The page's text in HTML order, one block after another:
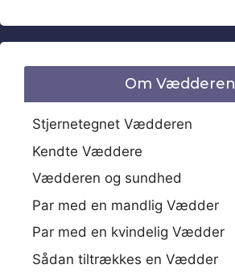
Om Vædderen
Stjernetegnet Vædderen
Kendte Væddere
Vædderen og sundhed
Par med en mandlig Vædder
Par med en kvindelig Vædder
Sådan tiltrækkes en Vædder